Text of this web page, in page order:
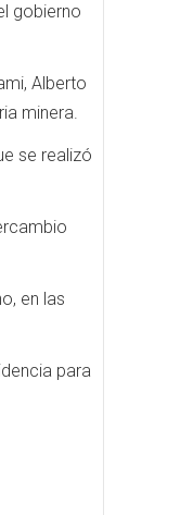
gobierno
Alberto
minera.
se realizó
en las
para